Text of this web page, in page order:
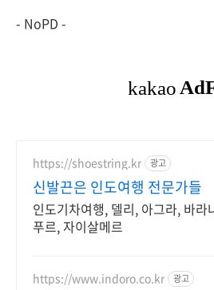
- NoPD -
https://shoestring.kr 광고
신발끈은 인도여행 전문가들
인도기차여행, 델리, 아그라, 바라
푸르, 자이살메르
https://www.indoro.co.kr 광고